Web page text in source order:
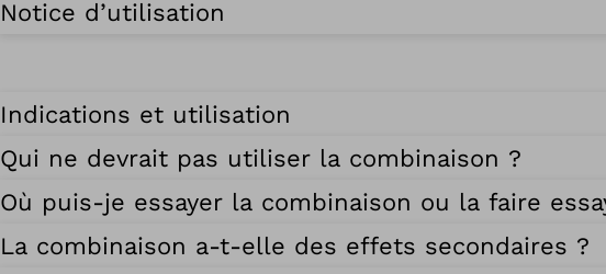
Notice d’utilisation
Indications et utilisation
Qui ne devrait pas utiliser la combinaison ?
Où puis-je essayer la combinaison ou la faire
La combinaison a-t-elle des effets secondaires ?